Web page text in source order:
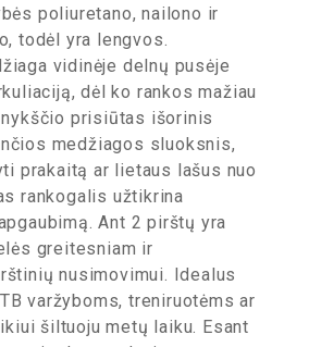
poliuretano, nailono ir
todėl yra lengvos.
vidinėje delnų pusėje
dėl ko rankos mažiau
prisiūtas išorinis
medžiagos sluoksnis,
prakaitą ar lietaus lašus nuo
rankogalis užtikrina
Ant 2 pirštų yra
greitesniam ir
nusimovimui. Idealus
varžyboms, treniruotėms ar
šiltuoju metų laiku. Esant